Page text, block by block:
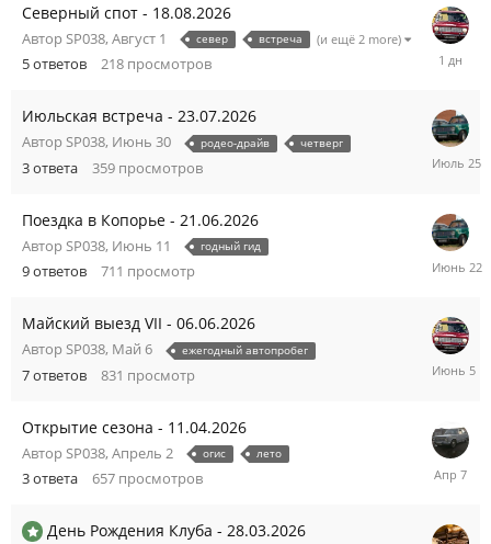
Северный спот - 18.08.2026
Автор SP038, Август 1 север встреча (и ещё 2 more)
5ответов 218 просмотров
Суббота
Июльская встреча - 23.07.2026
АвторSP038, Июнь 30 родео-драйв четверг
3ответа 359 просмотров
Июль
Поездка в Копорье - 21.06.2026
Автор SP038, Июнь 11 годный гид
9ответов 711 просмотр
Июнь
Майский выезд VII - 06.06.2026
АвторSP038, Май 6 ежегодный автопробег
7ответов 831 просмотр
Июнь
Открытие сезона - 11.04.2026
АвторSP038, Апрель 2 огис лето
3ответа 657 просмотров
Апрель
День Рождения Клуба - 28.03.2026